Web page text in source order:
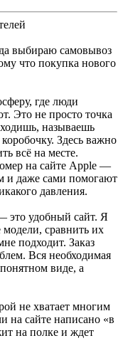
выбираю самовывоз
что покупка нового
где люди
Это не просто точка
называешь
Здесь важно
всё на месте.
на сайте Apple —
и даже сами помогают
давления.
это удобный сайт. Я
модели, сравнить их
подходит. Заказ
Вся необходимая
виде, а
не хватает многим
на сайте написано «в
на полке и ждет